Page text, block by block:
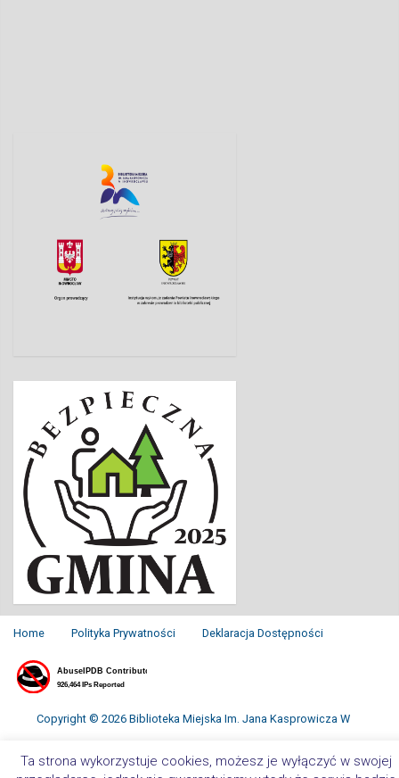
Home Polityka Prywatności Deklaracja Dostępności
Copyright © 2026 Biblioteka Miejska Im. Jana Kasprowicza W
Inowrocławiu. All Rights Reserved.
Ta strona wykorzystuje cookies, możesz je wyłączyć w swojej